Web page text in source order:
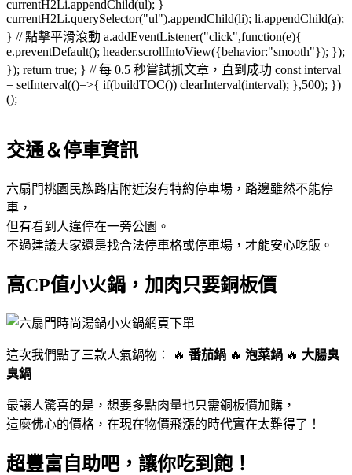
currentH2Li.appendChild(ul); }
currentH2Li.querySelector("ul").appendChild(li); li.appendChild(a);
} // 點擊平滑滾動 a.addEventListener("click",function(e){
e.preventDefault(); header.scrollIntoView({behavior:"smooth"}); });
}); return true; } // 每 0.5 秒嘗試抓文章，直到成功 const interval
= setInterval(()=>{ if(buildTOC()) clearInterval(interval); },500); })
();
交通＆停車資訊
六扇門桃園民族路店附近沒有特約停車場，路邊雖然不能停
車，
但有看到人違停在一旁公園。
不過建議大家還是找合法停車格或停車場，才能安心吃飯。
高CP值小火鍋，加肉只要銅板價
這次我們點了三款人氣鍋物： 🔥 番茄鍋 🔥 泡菜鍋 🔥 大腸臭
臭鍋
最讓人驚喜的是，想要多點肉量也只需銅板價加購，
這麼佛心的價格，在現在物價飛漲的時代實在太難得了！
超豐富自助吧，讓你吃到飽！